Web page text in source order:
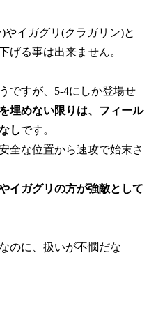
イガグリ(クラガリン)と
げる事は出来ません。
ですが、5-4にしか登場せ
埋めない限りは、フィール
しです。
全な位置から速攻で始末さ
イガグリの方が強敵として
のに、扱いが不憫だな